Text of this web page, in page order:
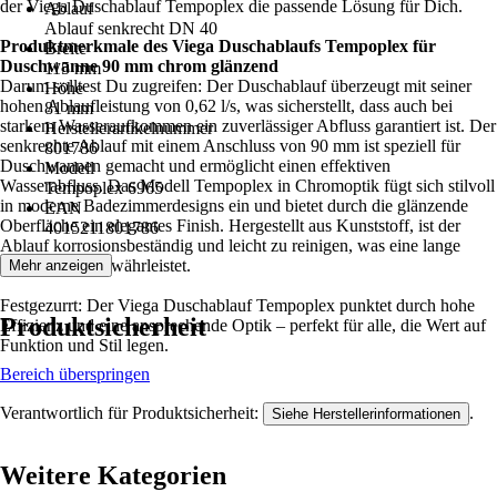
Ablauf
Ablauf senkrecht DN 40
Breite
115 mm
Höhe
81 mm
Herstellerartikelnummer
801786
Modell
Tempoplex 6965
EAN
4015211801786
der Viega Duschablauf Tempoplex die passende Lösung für Dich.
Produktmerkmale des Viega Duschablaufs Tempoplex für
Duschwanne 90 mm chrom glänzend
Darum solltest Du zugreifen: Der Duschablauf überzeugt mit seiner
hohen Ablaufleistung von 0,62 l/s, was sicherstellt, dass auch bei
starkem Wasseraufkommen ein zuverlässiger Abfluss garantiert ist. Der
senkrechte Ablauf mit einem Anschluss von 90 mm ist speziell für
Duschwannen gemacht und ermöglicht einen effektiven
Wasserabfluss. Das Modell Tempoplex in Chromoptik fügt sich stilvoll
in moderne Badezimmerdesigns ein und bietet durch die glänzende
Oberfläche ein elegantes Finish. Hergestellt aus Kunststoff, ist der
Ablauf korrosionsbeständig und leicht zu reinigen, was eine lange
Lebensdauer gewährleistet.
Festgezurrt: Der Viega Duschablauf Tempoplex punktet durch hohe
Effizienz und eine ansprechende Optik – perfekt für alle, die Wert auf
Funktion und Stil legen.
Mehr anzeigen
Produktsicherheit
Bereich überspringen
Verantwortlich für Produktsicherheit: Siehe Herstellerinformationen .
Weitere Kategorien